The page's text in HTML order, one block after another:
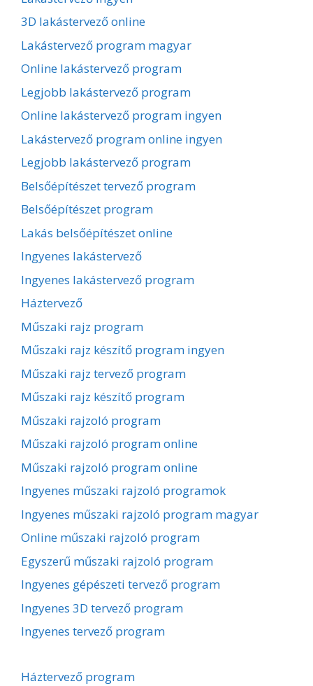
3D lakástervező online
Lakástervező program magyar
Online lakástervező program
Legjobb lakástervező program
Online lakástervező program ingyen
Lakástervező program online ingyen
Legjobb lakástervező program
Belsőépítészet tervező program
Belsőépítészet program
Lakás belsőépítészet online
Ingyenes lakástervező
Ingyenes lakástervező program
Háztervező
Műszaki rajz program
Műszaki rajz készítő program ingyen
Műszaki rajz tervező program
Műszaki rajz készítő program
Műszaki rajzoló program
Műszaki rajzoló program online
Műszaki rajzoló program online
Ingyenes műszaki rajzoló programok
Ingyenes műszaki rajzoló program magyar
Online műszaki rajzoló program
Egyszerű műszaki rajzoló program
Ingyenes gépészeti tervező program
Ingyenes 3D tervező program
Ingyenes tervező program
Háztervező program